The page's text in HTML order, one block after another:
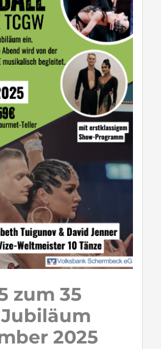
zum 35
2025